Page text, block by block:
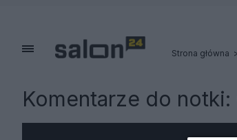
Strona główna
Komentarze do notki: